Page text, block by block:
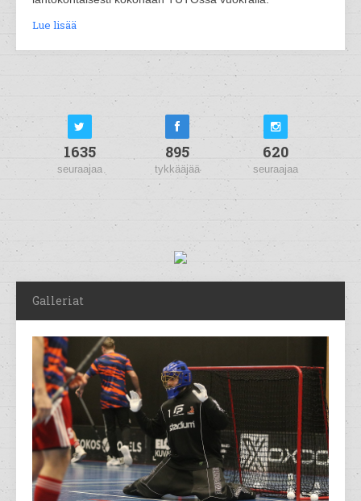
Lue lisää
1635
seuraajaa
895
tykkääjää
620
seuraajaa
Galleriat